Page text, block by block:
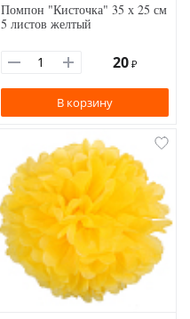
Помпон "Кисточка" 35 х 25 см
5 листов желтый
20 ₽
В корзину